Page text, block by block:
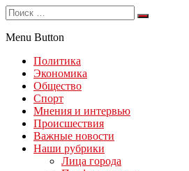
Menu Button
Политика
Экономика
Общество
Спорт
Мнения и интервью
Происшествия
Важные новости
Наши рубрики
Лица города